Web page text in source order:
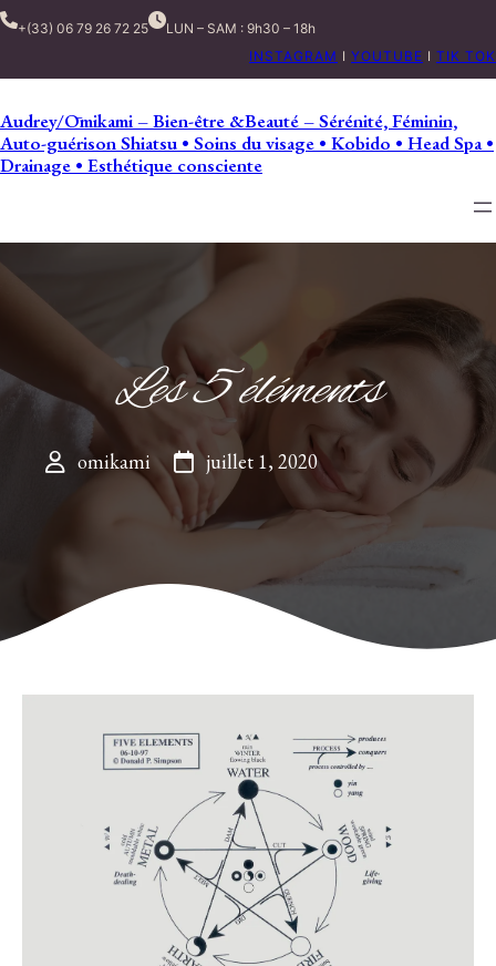
+(33) 06 79 26 72 25
LUN – SAM : 9h30 – 18h
INSTAGRAM I YOUTUBE I TIK TOK
Audrey/Ōmikami – Bien-être &Beauté – Sérénité, Féminin,
Auto-guérison Shiatsu • Soins du visage • Kobido • Head Spa •
Drainage • Esthétique consciente
Les 5 éléments
omikami juillet 1, 2020